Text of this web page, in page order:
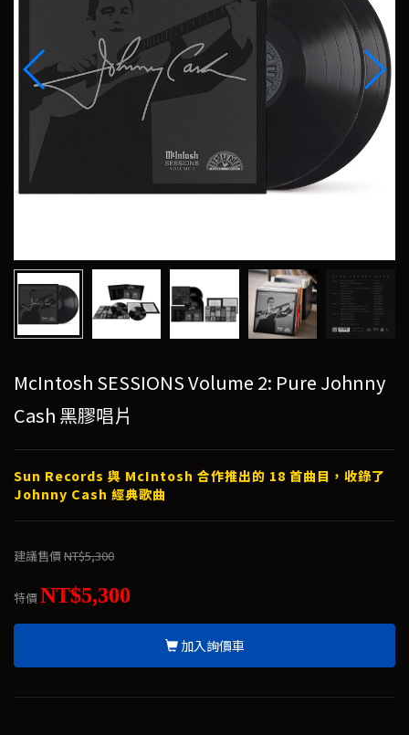
McIntosh SESSIONS Volume 2: Pure Johnny
Cash 黑膠唱片
Sun Records 與 McIntosh 合作推出的 18 首曲目，收錄了
Johnny Cash 經典歌曲
建議售價NT$5,300
特價NT$5,300
加入詢價車